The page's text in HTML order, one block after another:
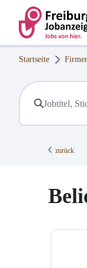
Startseite
zurück